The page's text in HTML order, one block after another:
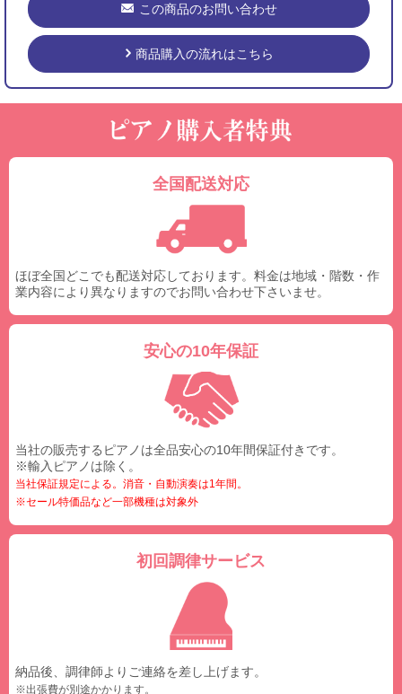
この商品のお問い合わせ
商品購入の流れはこちら
全国配送対応
ほぼ全国どこでも配送対応しております。料金は地域・階数・作
業内容により異なりますのでお問い合わせ下さいませ。
安心の10年保証
当社の販売するピアノは全品安心の10年間保証付きです。
※輸入ピアノは除く。
当社保証規定による。消音・自動演奏は1年間。
※セール特価品など一部機種は対象外
初回調律サービス
納品後、調律師よりご連絡を差し上げます。
※出張費が別途かかります。